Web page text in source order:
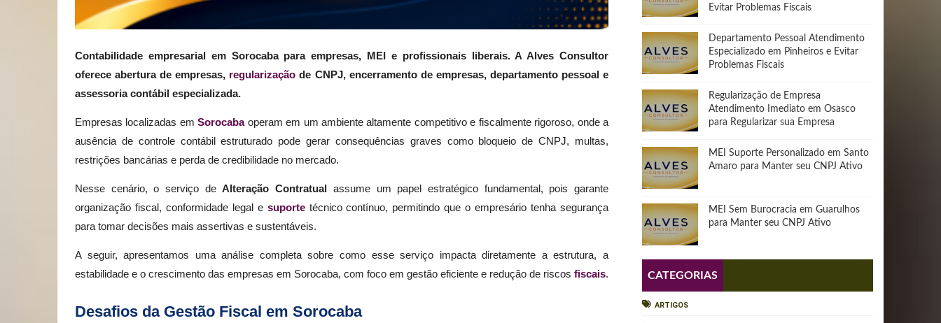
Contabilidade empresarial em Sorocaba para empresas, MEI e profissionais liberais. A Alves Consultor
oferece abertura de empresas, regularização de CNPJ, encerramento de empresas, departamento pessoal e
assessoria contábil especializada.
Empresas localizadas emSorocabaoperam em um ambiente altamente competitivo e fiscalmente rigoroso, onde a
ausência de controle contábil estruturado pode gerar consequências graves como bloqueio de CNPJ, multas,
restrições bancárias e perda de credibilidade no mercado.
Nesse cenário, o serviço deAlteração Contratual
assume um papel estratégico fundamental, pois garante
organização fiscal, conformidade legal e suportetécnico contínuo, permitindo que o empresário tenha segurança
para tomar decisões mais assertivas e sustentáveis.
A seguir, apresentamos uma análise completa sobre como esse serviço impacta diretamente a estrutura, a
estabilidade e o crescimento das empresas em Sorocaba, com foco em gestão eficiente e redução de riscos fiscais.
Desafios da Gestão Fiscal em Sorocaba
Evitar Problemas Fiscais
Departamento Pessoal Atendimento
Especializado em Pinheiros e Evitar
Problemas Fiscais
Regularização de Empresa
Atendimento Imediato em Osasco
para Regularizar sua Empresa
MEI Suporte Personalizado em Santo
Amaro para Manter seu CNPJ Ativo
MEI Sem Burocracia em Guarulhos
para Manter seu CNPJ Ativo
CATEGORIAS
ARTIGOS